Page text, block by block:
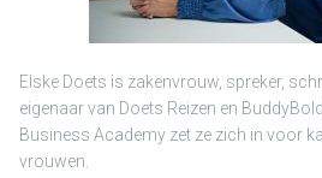
Elske Doets is zakenvrouw, spreker,
eigenaar van Doets Reizen en
Business Academy zet ze zich in voor
vrouwen.